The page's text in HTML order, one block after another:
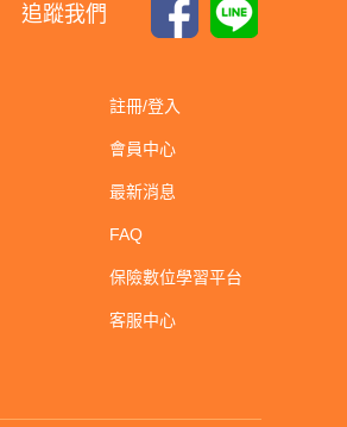
追蹤我們
註冊/登入
會員中心
最新消息
FAQ
保險數位學習平台
客服中心